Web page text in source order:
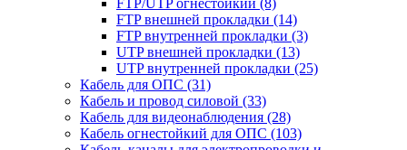
FTP/UTP огнестойкий (8)
FTP внешней прокладки (14)
FTP внутренней прокладки (3)
UTP внешней прокладки (13)
UTP внутренней прокладки (25)
Кабель для ОПС (31)
Кабель и провод силовой (33)
Кабель для видеонаблюдения (28)
Кабель огнестойкий для ОПС (103)